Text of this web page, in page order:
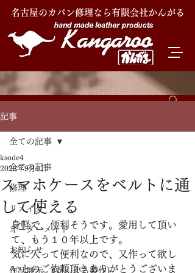
名古屋のカバン修理なら有限会社かんがる
記事
全ての記事
修理
リメイク
オーダーメイド
お知らせ
作品展示 (かんがる製作)
全ての記事
スマホケースをベルトに通
して使える
ksode4
2023年9月1日
身軽で、便利そうです。愛用して頂い
て、もう１０年以上です。
気に入って便利なので、又作って欲し
いとのご依頼頂きありがとうございま